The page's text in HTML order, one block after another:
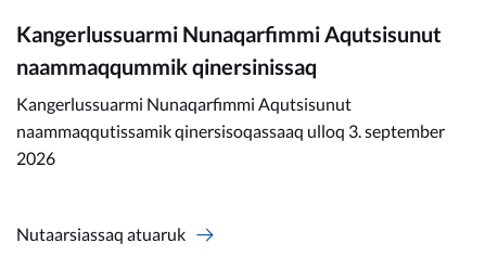
Kangerlussuarmi Nunaqarfimmi Aqutsisunut
naammaqqummik qinersinissaq
Kangerlussuarmi Nunaqarfimmi Aqutsisunut
naammaqqutissamik qinersisoqassaaq ulloq 3. september
2026
Nutaarsiassaq atuaruk